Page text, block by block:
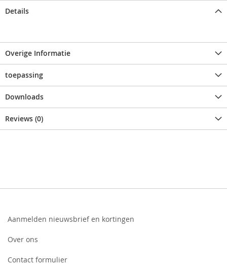
Details
Overige Informatie
toepassing
Downloads
Reviews (0)
Aanmelden nieuwsbrief en kortingen
Over ons
Contact formulier